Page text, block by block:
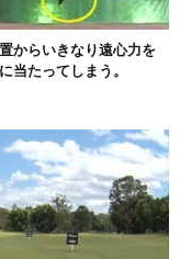
からいきなり遠心力を
当たってしまう。